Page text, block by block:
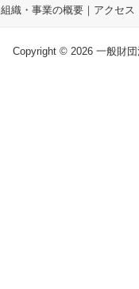
組織・事業の概要 ｜ アクセス
Copyright © 2026 一般財